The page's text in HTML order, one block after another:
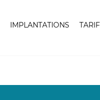
IMPLANTATIONS TARIF